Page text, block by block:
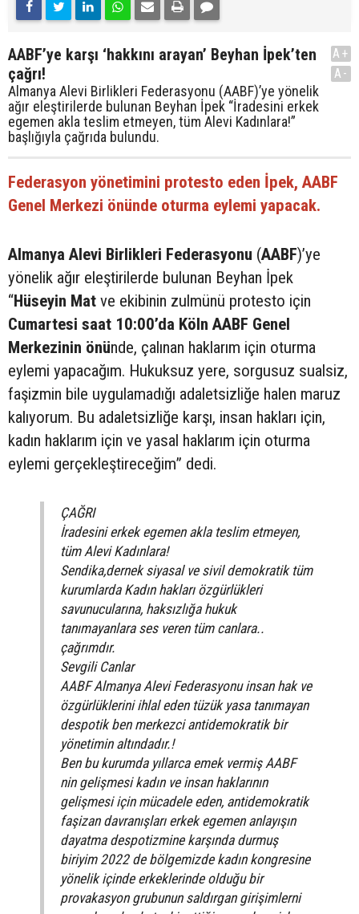
AABF’ye karşı ‘hakkını arayan’ Beyhan İpek’ten
çağrı!
Almanya Alevi Birlikleri Federasyonu (AABF)’ye yönelik
ağır eleştirilerde bulunan Beyhan İpek “İradesini erkek
egemen akla teslim etmeyen, tüm Alevi Kadınlara!”
başlığıyla çağrıda bulundu.
A+
A-
Federasyon yönetimini protesto eden İpek, AABF
Genel Merkezi önünde oturma eylemi yapacak.
Almanya Alevi Birlikleri Federasyonu (AABF)’ye
yönelik ağır eleştirilerde bulunan Beyhan İpek
“Hüseyin Mat ve ekibinin zulmünü protesto için
Cumartesi saat 10:00’da Köln AABF Genel
Merkezinin önünde, çalınan haklarım için oturma
eylemi yapacağım. Hukuksuz yere, sorgusuz sualsiz,
faşizmin bile uygulamadığı adaletsizliğe halen maruz
kalıyorum. Bu adaletsizliğe karşı, insan hakları için,
kadın haklarım için ve yasal haklarım için oturma
eylemi gerçekleştireceğim” dedi.
ÇAĞRI
İradesini erkek egemen akla teslim etmeyen,
tüm Alevi Kadınlara!
Sendika,dernek siyasal ve sivil demokratik tüm
kurumlarda Kadın hakları özgürlükleri
savunucularına, haksızlığa hukuk
tanımayanlara ses veren tüm canlara..
çağrımdır.
Sevgili Canlar
AABF Almanya Alevi Federasyonu insan hak ve
özgürlüklerini ihlal eden tüzük yasa tanımayan
despotik ben merkezci antidemokratik bir
yönetimin altındadır.!
Ben bu kurumda yıllarca emek vermiş AABF
nin gelişmesi kadın ve insan haklarının
gelişmesi için mücadele eden, antidemokratik
faşizan davranışları erkek egemen anlayışın
dayatma despotizmine karşında durmuş
biriyim 2022 de bölgemizde kadın kongresine
yönelik içinde erkeklerinde olduğu bir
provakasyon grubunun saldırgan girişimlerni